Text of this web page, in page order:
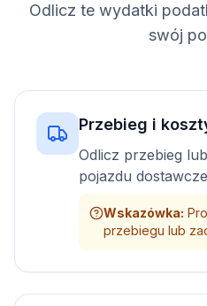
Odlicz te wydatki
swój
Przebieg i
Odlicz przebieg
pojazdu
Wskazówka:
przebiegu lub